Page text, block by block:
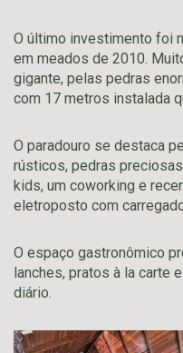
O último investimento foi
em meados de 2010.
gigante, pelas pedras
com 17 metros instalada
O paradouro se destaca
rústicos, pedras
kids, um coworking e
eletroposto com
O espaço gastronômico
lanches, pratos à la carte
diário.